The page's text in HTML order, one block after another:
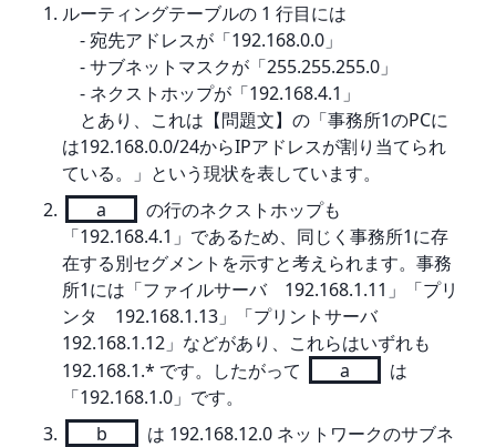
ルーティングテーブルの 1 行目には
‐ 宛先アドレスが「192.168.0.0」
‐ サブネットマスクが「255.255.255.0」
‐ ネクストホップが「192.168.4.1」
とあり、これは【問題文】の「事務所1のPCに
は192.168.0.0/24からIPアドレスが割り当てられ
ている。」という現状を表しています。
a
の行のネクストホップも
「192.168.4.1」であるため、同じく事務所1に存
在する別セグメントを示すと考えられます。事務
所1には「ファイルサーバ 192.168.1.11」「プリ
ンタ 192.168.1.13」「プリントサーバ
192.168.1.12」などがあり、これらはいずれも
192.168.1.* です。したがって
a
は
「192.168.1.0」です。
b
は 192.168.12.0 ネットワークのサブネ